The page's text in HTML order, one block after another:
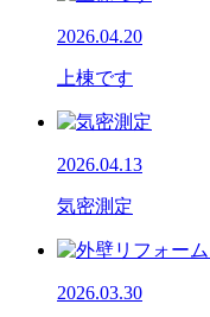
2026.04.20
上棟です
2026.04.13
気密測定
2026.03.30